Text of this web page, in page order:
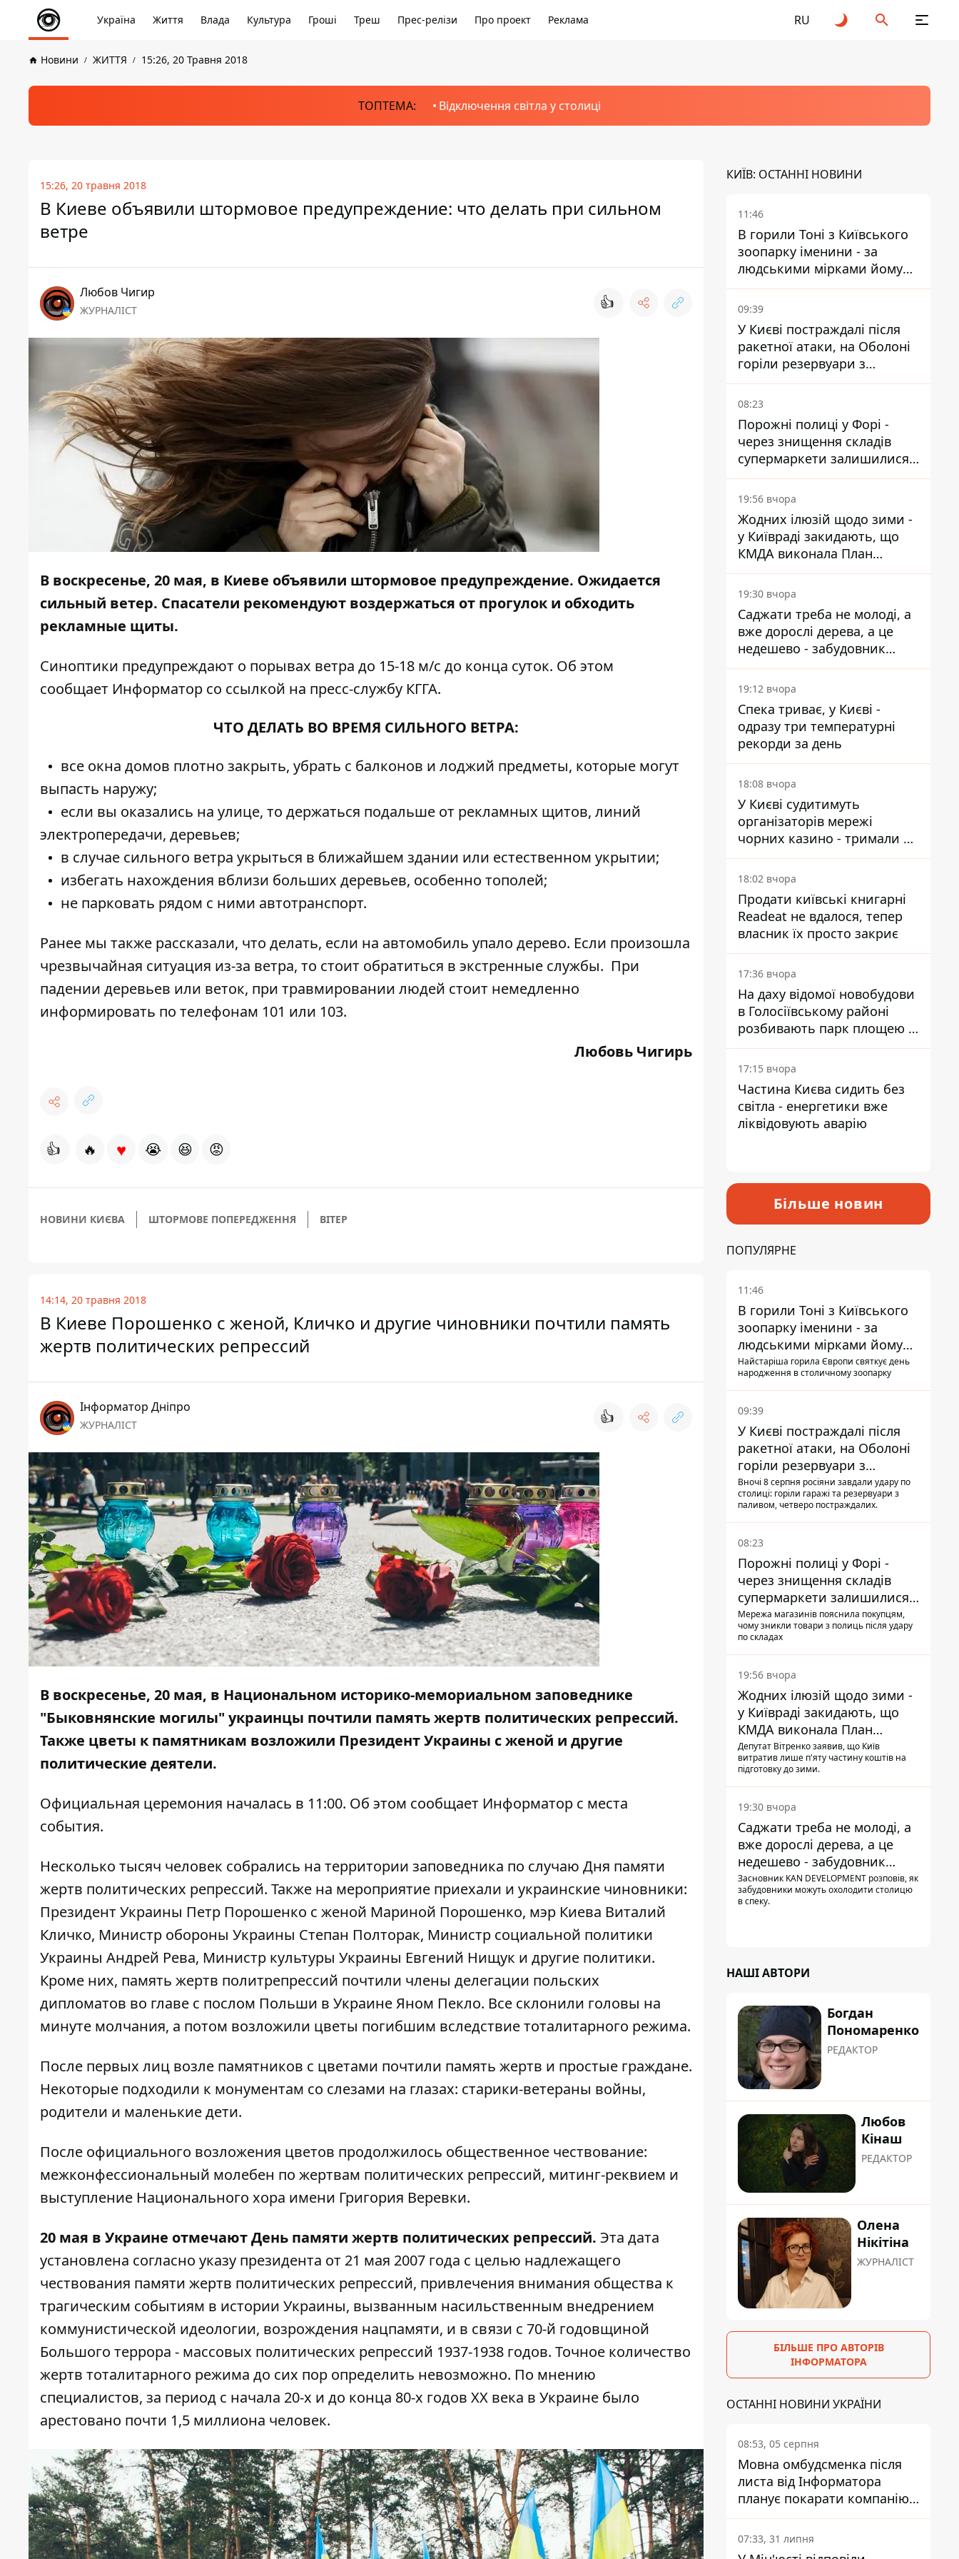
Україна Життя Влада Культура Гроші Треш Прес-релізи Про проект Реклама RU
Новини ЖИТТЯ 15:26, 20 Травня 2018
ТОПТЕМА: Відключення світла у столиці
15:26, 20 травня 2018
В Киеве объявили штормовое предупреждение: что делать при сильном
ветре
Любов Чигир
ЖУРНАЛІСТ 👍
В воскресенье, 20 мая, в Киеве объявили штормовое предупреждение. Ожидается
сильный ветер. Спасатели рекомендуют воздержаться от прогулок и обходить
рекламные щиты.
Синоптики предупреждают о порывах ветра до 15-18 м/с до конца суток. Об этом
сообщает Информатор со ссылкой на пресс-службу КГГА.
ЧТО ДЕЛАТЬ ВО ВРЕМЯ СИЛЬНОГО ВЕТРА:
все окна домов плотно закрыть, убрать с балконов и лоджий предметы, которые могут
выпасть наружу;
если вы оказались на улице, то держаться подальше от рекламных щитов, линий
электропередачи, деревьев;
в случае сильного ветра укрыться в ближайшем здании или естественном укрытии;
избегать нахождения вблизи больших деревьев, особенно тополей;
не парковать рядом с ними автотранспорт.
Ранее мы также рассказали, что делать, если на автомобиль упало дерево. Если произошла
чрезвычайная ситуация из-за ветра, то стоит обратиться в экстренные службы. При
падении деревьев или веток, при травмировании людей стоит немедленно
информировать по телефонам 101 или 103.
Любовь Чигирь
👍 🔥 ♥ 😭 😆 😡
НОВИНИ КИЄВА ШТОРМОВЕ ПОПЕРЕДЖЕННЯ ВІТЕР
14:14, 20 травня 2018
В Киеве Порошенко с женой, Кличко и другие чиновники почтили память
жертв политических репрессий
Інформатор Дніпро
ЖУРНАЛІСТ 👍
В воскресенье, 20 мая, в Национальном историко-мемориальном заповеднике
"Быковнянские могилы" украинцы почтили память жертв политических репрессий.
Также цветы к памятникам возложили Президент Украины с женой и другие
политические деятели.
Официальная церемония началась в 11:00. Об этом сообщает Информатор с места
события.
Несколько тысяч человек собрались на территории заповедника по случаю Дня памяти
жертв политических репрессий. Также на мероприятие приехали и украинские чиновники:
Президент Украины Петр Порошенко с женой Мариной Порошенко, мэр Киева Виталий
Кличко, Министр обороны Украины Степан Полторак, Министр социальной политики
Украины Андрей Рева, Министр культуры Украины Евгений Нищук и другие политики.
Кроме них, память жертв политрепрессий почтили члены делегации польских
дипломатов во главе с послом Польши в Украине Яном Пекло. Все склонили головы на
минуте молчания, а потом возложили цветы погибшим вследствие тоталитарного режима.
После первых лиц возле памятников с цветами почтили память жертв и простые граждане.
Некоторые подходили к монументам со слезами на глазах: старики-ветераны войны,
родители и маленькие дети.
После официального возложения цветов продолжилось общественное чествование:
межконфессиональный молебен по жертвам политических репрессий, митинг-реквием и
выступление Национального хора имени Григория Веревки.
20 мая в Украине отмечают День памяти жертв политических репрессий. Эта дата
установлена согласно указу президента от 21 мая 2007 года с целью надлежащего
чествования памяти жертв политических репрессий, привлечения внимания общества к
трагическим событиям в истории Украины, вызванным насильственным внедрением
коммунистической идеологии, возрождения нацпамяти, и в связи с 70-й годовщиной
Большого террора - массовых политических репрессий 1937-1938 годов. Точное количество
жертв тоталитарного режима до сих пор определить невозможно. По мнению
специалистов, за период с начала 20-х и до конца 80-х годов ХХ века в Украине было
арестовано почти 1,5 миллиона человек.
КИЇВ: ОСТАННІ НОВИНИ
11:46
В горили Тоні з Київського
зоопарку іменини - за
людськими мірками йому
вже понад 90 років
09:39
У Києві постраждалі після
ракетної атаки, на Оболоні
горіли резервуари з
паливом
08:23
Порожні полиці у Форі -
через знищення складів
супермаркети залишилися
без асортименту
19:56 вчора
Жодних ілюзій щодо зими -
у Київраді закидають, що
КМДА виконала План
стійкості на 20%
19:30 вчора
Саджати треба не молоді, а
вже дорослі дерева, а це
недешево - забудовник
Ніконов
19:12 вчора
Спека триває, у Києві -
одразу три температурні
рекорди за день
18:08 вчора
У Києві судитимуть
організаторів мережі
чорних казино - тримали 39
закладів
18:02 вчора
Продати київські книгарні
Readeat не вдалося, тепер
власник їх просто закриє
17:36 вчора
На даху відомої новобудови
в Голосіївському районі
розбивають парк площею в
гектар
17:15 вчора
Частина Києва сидить без
світла - енергетики вже
ліквідовують аварію
Більше новин
ПОПУЛЯРНЕ
11:46
В горили Тоні з Київського
зоопарку іменини - за
людськими мірками йому
вже понад 90 років
Найстаріша горила Європи святкує день
народження в столичному зоопарку
09:39
У Києві постраждалі після
ракетної атаки, на Оболоні
горіли резервуари з
паливом
Вночі 8 серпня росіяни завдали удару по
столиці: горіли гаражі та резервуари з
паливом, четверо постраждалих.
08:23
Порожні полиці у Форі -
через знищення складів
супермаркети залишилися
без асортименту
Мережа магазинів пояснила покупцям,
чому зникли товари з полиць після удару
по складах
19:56 вчора
Жодних ілюзій щодо зими -
у Київраді закидають, що
КМДА виконала План
стійкості на 20%
Депутат Вітренко заявив, що Київ
витратив лише п'яту частину коштів на
підготовку до зими.
19:30 вчора
Саджати треба не молоді, а
вже дорослі дерева, а це
недешево - забудовник
Ніконов
Засновник KAN DEVELOPMENT розповів, як
забудовники можуть охолодити столицю
в спеку.
НАШІ АВТОРИ
Богдан
Пономаренко
РЕДАКТОР
Любов
Кінаш
РЕДАКТОР
Олена
Нікітіна
ЖУРНАЛІСТ
БІЛЬШЕ ПРО АВТОРІВ
ІНФОРМАТОРА
ОСТАННІ НОВИНИ УКРАЇНИ
08:53, 05 серпня
Мовна омбудсменка після
листа від Інформатора
планує покарати компанію-
підрядника ПриватБанку
07:33, 31 липня